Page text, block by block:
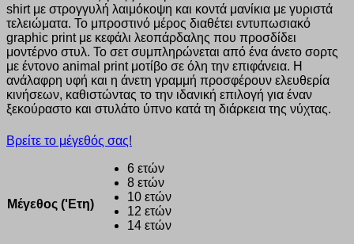
€13.00.είναι:
€10.40.
shirt με στρογγυλή λαιμόκοψη και κοντά μανίκια με γυριστά
τελειώματα. Το μπροστινό μέρος διαθέτει εντυπωσιακό
graphic print με κεφάλι λεοπάρδαλης που προσδίδει
μοντέρνο στυλ. Το σετ συμπληρώνεται από ένα άνετο σορτς
με έντονο animal print μοτίβο σε όλη την επιφάνεια. Η
ανάλαφρη υφή και η άνετη γραμμή προσφέρουν ελευθερία
κινήσεων, καθιστώντας το την ιδανική επιλογή για έναν
ξεκούραστο και στυλάτο ύπνο κατά τη διάρκεια της νύχτας.
Βρείτε το μέγεθός σας!
Μέγεθος ('Ετη)
6 ετών
8 ετών
10 ετών
12 ετών
14 ετών